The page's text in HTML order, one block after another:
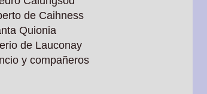
de Caihness
Quionia
de Lauconay
y compañeros